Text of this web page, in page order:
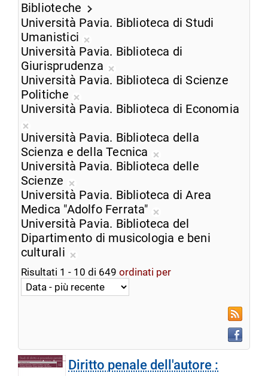
corrente
ricerca
Biblioteche
Università Pavia. Biblioteca di Studi
Umanistici
Rimuovi
dalla
ricerca
Università Pavia. Biblioteca di
Giurisprudenza
Rimuovi
ricerca
Università Pavia. Biblioteca di Scienze
Politiche
Rimuovi
ricerca
corrente
Università Pavia. Biblioteca di Economia
Rimuovi
dalla
ricerca
corrente
Università Pavia. Biblioteca della
Scienza e della Tecnica
Rimuovi
ricerca
corrente
Università Pavia. Biblioteca delle
Scienze
Rimuovi
dalla
ricerca
corrente
Università Pavia. Biblioteca di Area
Medica "Adolfo Ferrata"
Rimuovi
dalla
Università Pavia. Biblioteca del
Dipartimento di musicologia e beni
culturali
Rimuovi
dalla
ricerca
Risultati 1 - 10 di 649 ordinati per
RSS
Diritto penale dell'autore :